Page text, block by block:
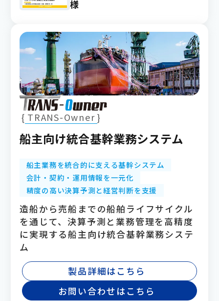
様
TRANS-Owner
船主向け統合基幹業務システム
船主業務を統合的に支える基幹システム
会計・契約・運用情報を一元化
精度の高い決算予測と経営判断を支援
造船から売船までの船舶ライフサイクル
を通じて、決算予測と業務管理を高精度
に実現する船主向け統合基幹業務システ
ム
製品詳細はこちら
お問い合わせはこちら